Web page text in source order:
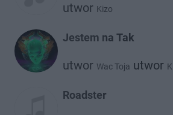
utwor Kizo
Jestem na Tak
utwor Wac Toja utwor
Roadster